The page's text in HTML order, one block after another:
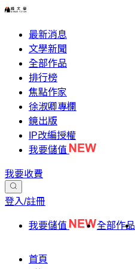
最新消息
文學新聞
全部作品
排行榜
焦點作家
徐淑卿專欄
鏡出版
IP改編授權
我要儲值
我要收費
登入/註冊
我要儲值 全部作品
首頁